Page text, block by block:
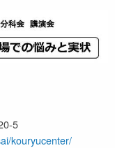
5
kouryucenter/